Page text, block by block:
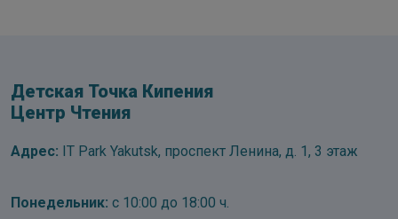
Детская Точка Кипения
Центр Чтения
Адрес: IT Park Yakutsk, проспект Ленина, д. 1, 3 этаж
Понедельник: с 10:00 до 18:00 ч.